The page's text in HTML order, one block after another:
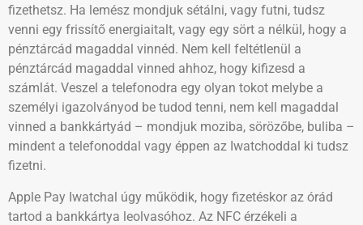
fizethetsz. Ha lemész mondjuk sétálni, vagy futni, tudsz
venni egy frissítő energiaitalt, vagy egy sört a nélkül, hogy a
pénztárcád magaddal vinnéd. Nem kell feltétlenül a
pénztárcád magaddal vinned ahhoz, hogy kifizesd a
számlát. Veszel a telefonodra egy olyan tokot melybe a
személyi igazolványod be tudod tenni, nem kell magaddal
vinned a bankkártyád – mondjuk moziba, sörözőbe, buliba –
mindent a telefonoddal vagy éppen az Iwatchoddal ki tudsz
fizetni.
Apple Pay Iwatchal úgy működik, hogy fizetéskor az órád
tartod a bankkártya leolvasóhoz. Az NFC érzékeli a